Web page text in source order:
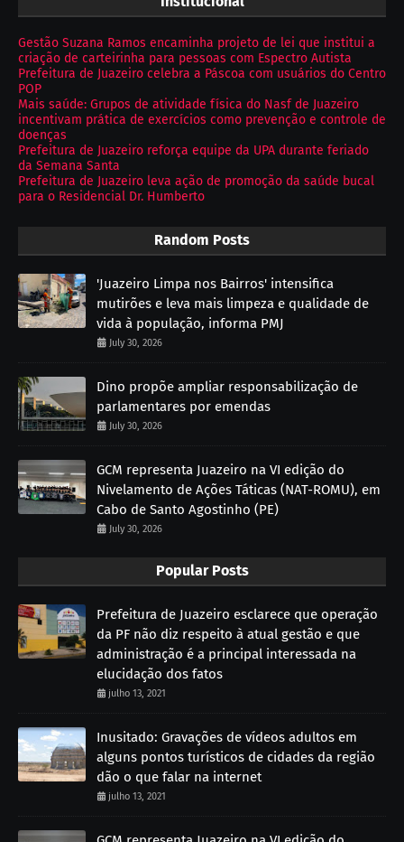
Gestão Suzana Ramos encaminha projeto de lei que institui a
criação de carteirinha para pessoas com Espectro Autista
Prefeitura de Juazeiro celebra a Páscoa com usuários do Centro
POP
Mais saúde: Grupos de atividade física do Nasf de Juazeiro
incentivam prática de exercícios como prevenção e controle de
doenças
Prefeitura de Juazeiro reforça equipe da UPA durante feriado
da Semana Santa
Prefeitura de Juazeiro leva ação de promoção da saúde bucal
para o Residencial Dr. Humberto
Random Posts
'Juazeiro Limpa nos Bairros' intensifica
mutirões e leva mais limpeza e qualidade de
vida à população, informa PMJ
July 30, 2026
Dino propõe ampliar responsabilização de
parlamentares por emendas
July 30, 2026
GCM representa Juazeiro na VI edição do
Nivelamento de Ações Táticas (NAT-ROMU), em
Cabo de Santo Agostinho (PE)
July 30, 2026
Popular Posts
Prefeitura de Juazeiro esclarece que operação
da PF não diz respeito à atual gestão e que
administração é a principal interessada na
elucidação dos fatos
julho 13, 2021
Inusitado: Gravações de vídeos adultos em
alguns pontos turísticos de cidades da região
dão o que falar na internet
julho 13, 2021